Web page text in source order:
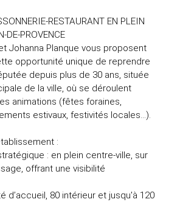
RESTAURANT EN PLEIN
DE-PROVENCE
Johanna Planque vous proposent
opportunité unique de reprendre
depuis plus de 30 ans, située
de la ville, où se déroulent
animations (fêtes foraines,
estivaux, festivités locales…).
:
: en plein centre-ville, sur
offrant une visibilité
d’accueil, 80 intérieur et jusqu'à 120